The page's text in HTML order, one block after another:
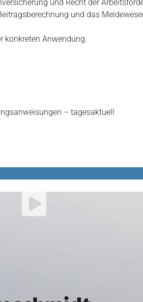
und Recht der
und das
konkreten Anwendung.
– tagesaktuell